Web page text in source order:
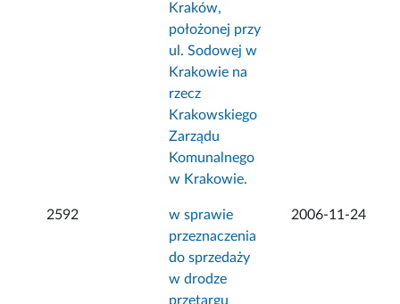
Kraków,
położonej przy
ul. Sodowej w
Krakowie na
rzecz
Krakowskiego
Zarządu
Komunalnego
w Krakowie.
2592
w sprawie
przeznaczenia
do sprzedaży
w drodze
przetargu
2006-11-24